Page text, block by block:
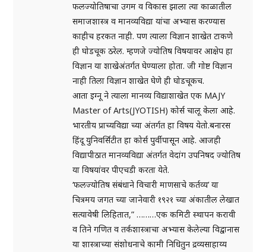
फलज्योतिषाचा उगम व विकास झाला त्या काळातील
समाजशास्त्र व मानव्यविद्या यांचा अभ्यास करण्यास
काहीच हरकत नाही. पण त्याला विज्ञान शाखेत टाकणे
ही घोडचूक ठरेल. म्हणजे ज्योतिष विषयावर आक्षेप हा
विज्ञान या शाखेअंतर्गत घेण्याला होता. जी गोष्ट विज्ञान
नाही तिला विज्ञान शाखेत घेणे ही घोडचूकच.
आता इग्नू ने त्याला मानव्य विद्याशाखेत एक MAJY
Master of Arts(JYOTISH) कोर्स चालू केला आहे.
भारतीय प्राच्यविद्या च्या अंतर्गत हा विषय येतो.बनारस
हिंदू युनिवर्सिटीत हा कोर्स पुर्वीपासून आहे. आजही
विद्यापीठात मानव्यविद्या अंतर्गत वेदांग उपनिषद ज्योतिष
या विषयांवर पीएचडी करता येते.
‘फलज्योतिष संबंधाने विचारी माणसाचे कर्तव्य’ या
चित्रमय जगत च्या जानेवारी १९२१ च्या अंकातील लेखात
सत्यावेषी लिहितात,” ………एक कमिटी स्थापन करावी
व तिने गणित व तर्कशास्त्राचा अभ्यास केलेल्या विद्वानास
या शास्त्राच्या संशोधनाचे कामी निधितुन द्रव्यसाहाय्य